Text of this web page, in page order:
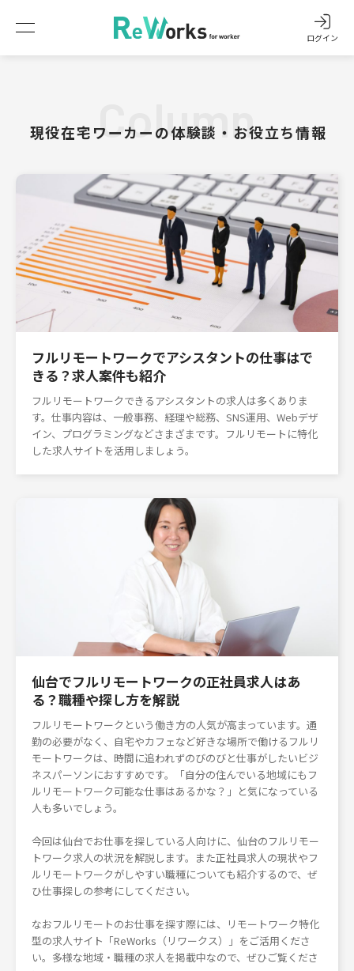
ログイン
現役在宅ワーカーの体験談・お役立ち情報
Column
フルリモートワークでアシスタントの仕事はで
きる？求人案件も紹介
フルリモートワークできるアシスタントの求人は多くありま
す。仕事内容は、一般事務、経理や総務、SNS運用、Webデザ
イン、プログラミングなどさまざまです。フルリモートに特化
した求人サイトを活用しましょう。
仙台でフルリモートワークの正社員求人はあ
る？職種や探し方を解説
フルリモートワークという働き方の人気が高まっています。通
勤の必要がなく、自宅やカフェなど好きな場所で働けるフルリ
モートワークは、時間に追われずのびのびと仕事がしたいビジ
ネスパーソンにおすすめです。「自分の住んでいる地域にもフ
ルリモートワーク可能な仕事はあるかな？」と気になっている
人も多いでしょう。
今回は仙台でお仕事を探している人向けに、仙台のフルリモー
トワーク求人の状況を解説します。また正社員求人の現状やフ
ルリモートワークがしやすい職種についても紹介するので、ぜ
ひ仕事探しの参考にしてください。
なおフルリモートのお仕事を探す際には、リモートワーク特化
型の求人サイト「ReWorks（リワークス）」をご活用くださ
い。多様な地域・職種の求人を掲載中なので、ぜひご覧くださ